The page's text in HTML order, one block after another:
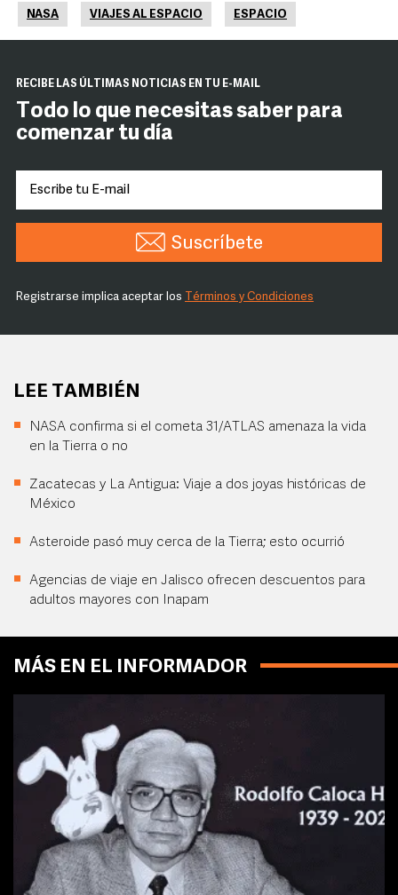
NASA VIAJES AL ESPACIO ESPACIO
RECIBE LAS ÚLTIMAS NOTICIAS EN TU E-MAIL
Todo lo que necesitas saber para
comenzar tu día
Suscríbete
Registrarse implica aceptar los Términos y Condiciones
LEE TAMBIÉN
NASA confirma si el cometa 31/ATLAS amenaza la vida
en la Tierra o no
Zacatecas y La Antigua: Viaje a dos joyas históricas de
México
Asteroide pasó muy cerca de la Tierra; esto ocurrió
Agencias de viaje en Jalisco ofrecen descuentos para
adultos mayores con Inapam
MÁS EN EL INFORMADOR